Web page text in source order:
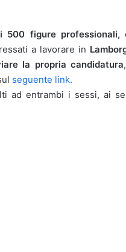
500 figure professionali,
a lavorare in
la propria candidatura
seguente link.
ad entrambi i sessi, ai